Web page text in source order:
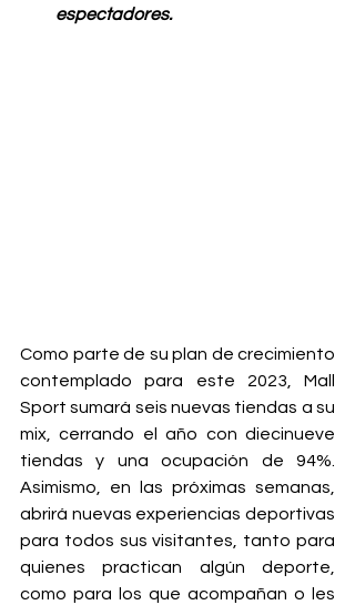
espectadores.
Como parte de su plan de crecimiento
contemplado para este 2023, Mall
Sport sumará seis nuevas tiendas a su
mix, cerrando el año con diecinueve
tiendas y una ocupación de 94%.
Asimismo, en las próximas semanas,
abrirá nuevas experiencias deportivas
para todos sus visitantes, tanto para
quienes practican algún deporte,
como para los que acompañan o les